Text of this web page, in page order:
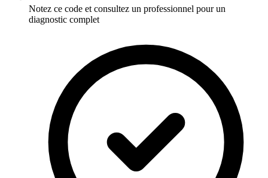
Notez ce code et consultez un professionnel pour un
diagnostic complet